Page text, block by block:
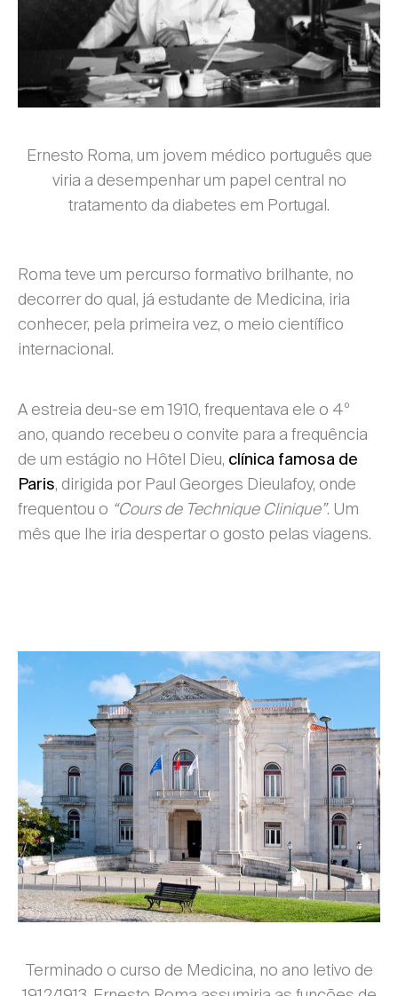
Ernesto Roma, um jovem médico português que
viria a desempenhar um papel central no
tratamento da diabetes em Portugal.
Roma teve um percurso formativo brilhante, no
decorrer do qual, já estudante de Medicina, iria
conhecer, pela primeira vez, o meio científico
internacional.
A estreia deu-se em 1910, frequentava ele o 4º
ano, quando recebeu o convite para a frequência
de um estágio no Hôtel Dieu, clínica famosa de
Paris, dirigida por Paul Georges Dieulafoy, onde
frequentou o “Cours de Technique Clinique”. Um
mês que lhe iria despertar o gosto pelas viagens.
Terminado o curso de Medicina, no ano letivo de